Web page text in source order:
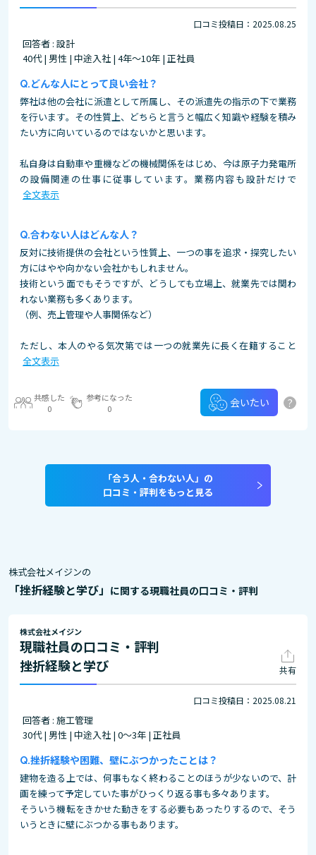
口コミ投稿日：2025.08.25
回答者 : 設計
40代 | 男性 | 中途入社 | 4年～10年 | 正社員
どんな人にとって良い会社？
弊社は他の会社に派遣として所属し、その派遣先の指示の下で業務
を行います。その性質上、どちらと言うと幅広く知識や経験を積み
たい方に向いているのではないかと思います。
私自身は自動車や重機などの機械関係をはじめ、今は原子力発電所
の設備関連の仕事に従事しています。業務内容も設計だけで
全文表示
合わない人はどんな人？
反対に技術提供の会社という性質上、一つの事を追求・探究したい
方にはやや向かない会社かもしれません。
技術という面でもそうですが、どうしても立場上、就業先では関わ
れない業務も多くあります。
（例、売上管理や人事関係など）
ただし、本人のやる気次第では一つの就業先に長く在籍すること
全文表示
共感した
0
参考になった
0
会いたい ?
「合う人・合わない人」の
口コミ・評判をもっと見る
株式会社メイジンの
「挫折経験と学び」 に関する現職社員の口コミ・評判
株式会社メイジン
現職社員の口コミ・評判
挫折経験と学び
共有
口コミ投稿日：2025.08.21
回答者 : 施工管理
30代 | 男性 | 中途入社 | 0～3年 | 正社員
挫折経験や困難、壁にぶつかったことは？
建物を造る上では、何事もなく終わることのほうが少ないので、計
画を練って予定していた事がひっくり返る事も多々あります。
そういう機転をきかせた動きをする必要もあったりするので、そう
いうときに壁にぶつかる事もあります。